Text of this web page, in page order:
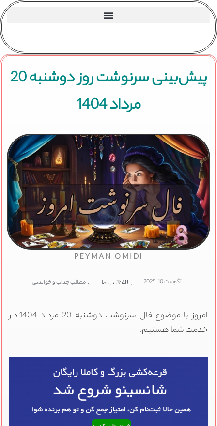
پیش‌بینی سرنوشت روز دوشنبه 20
مرداد 1404
PEYMAN OMIDI
آگوست 10, 2025 3:48 ب.ظ , مطالب جذاب و خواندنی
امروز با موضوع فال سرنوشت دوشنبه 20 مرداد 1404 در
خدمت شما هستیم.